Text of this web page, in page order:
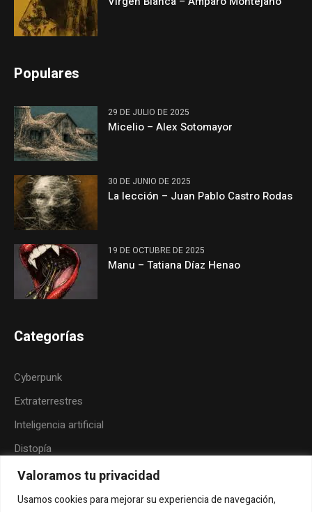
Valoramos tu privacidad
Usamos cookies para mejorar su experiencia de navegación,
Populares
29 DE JULIO DE 2025
Micelio – Alex Sotomayor
30 DE JUNIO DE 2025
La lección – Juan Pablo Castro Rodas
19 DE OCTUBRE DE 2025
Manu – Tatiana Díaz Henao
Categorías
Cyberpunk
Extraterrestres
Inteligencia artificial
Distopía
Neoindigenismo
Posthumanismo